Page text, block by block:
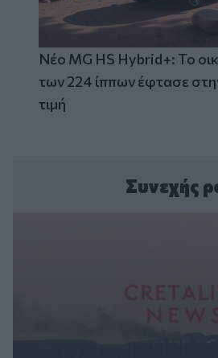
Νέο MG HS Hybrid+: Το
των 224 ίππων έφτασε
τιμή
Συνεχής